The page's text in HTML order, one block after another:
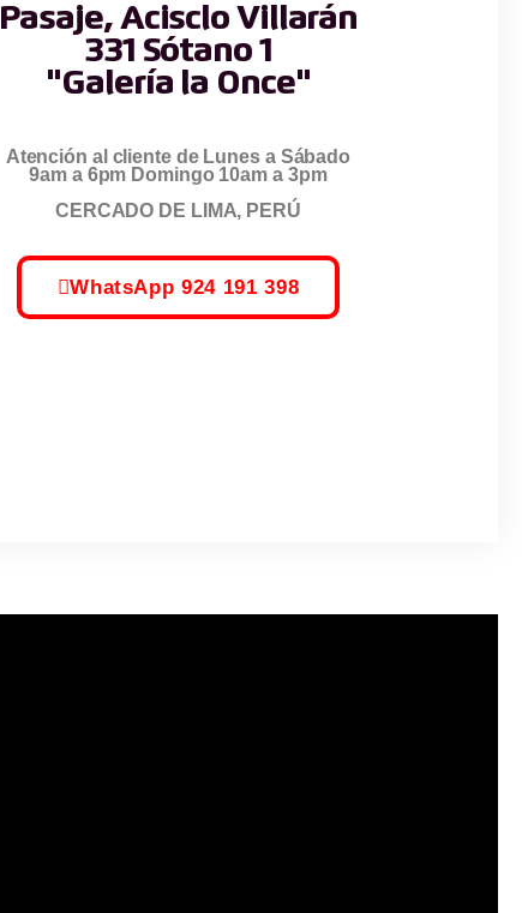
Pasaje, Acisclo Villarán
331 Sótano 1
"Galería la Once"
Atención al cliente de Lunes a Sábado
9am a 6pm Domingo 10am a 3pm
CERCADO DE LIMA, PERÚ
WhatsApp 924 191 398